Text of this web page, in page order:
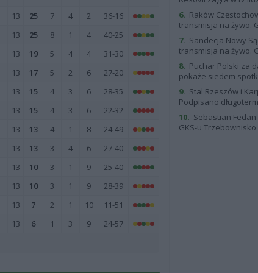
13 25 7 4 2 36-16
13 25 8 1 4 40-25
13 19 5 4 4 31-30
13 17 5 2 6 27-20
13 15 4 3 6 28-35
13 15 4 3 6 22-32
13 13 4 1 8 24-49
13 13 3 4 6 27-40
13 10 3 1 9 25-40
13 10 3 1 9 28-39
13 7 2 1 10 11-51
13 6 1 3 9 24-57
6. Raków
transmisja na żywo.
7. Sandecja Nowy
transmisja na żywo.
8. Puchar Polski za
pokaże siedem
9. Stal Rzeszów i
Podpisano
10. Sebastian
GKS-u Trzebownisko